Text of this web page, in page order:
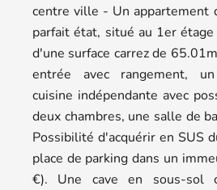
centre ville - Un appartement
parfait état, situé au 1er étage
d'une surface carrez de
entrée avec rangement,
cuisine indépendante avec
deux chambres, une salle de
Possibilité d'acquérir en SUS
place de parking dans un
€). Une cave en sous-sol